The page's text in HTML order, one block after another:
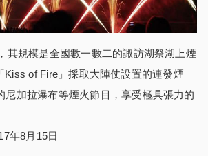
其規模是全國數一數二的諏訪湖祭湖上煙
Kiss of Fire」採取大陣仗設置的連發煙
尼加拉瀑布等煙火節目，享受極具張力的
年8月15日